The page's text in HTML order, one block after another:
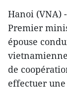
Hanoi (VNA)
Premier
épouse
de
effectuer